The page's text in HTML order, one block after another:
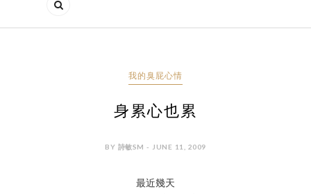
我的臭屁心情
身累心也累
BY 詩敏SM - JUNE 11, 2009
最近幾天